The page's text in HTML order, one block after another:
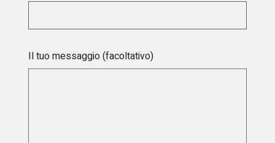
Il tuo messaggio (facoltativo)